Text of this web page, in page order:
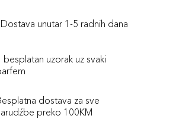
Dostava unutar 1-5 radnih dana
besplatan uzorak uz svaki
dostava za sve
preko 100KM